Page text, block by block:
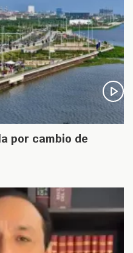
por cambio de